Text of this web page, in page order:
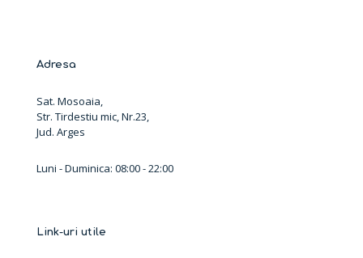
Adresa
Sat. Mosoaia,
Str. Tirdestiu mic, Nr.23,
Jud. Arges
Luni - Duminica: 08:00 - 22:00
Link-uri utile